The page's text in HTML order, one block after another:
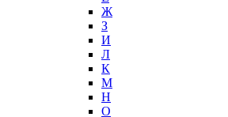
Ж
З
И
Л
К
М
Н
О